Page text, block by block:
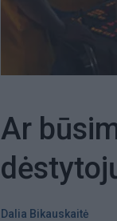
Ar
Dalia Bikauskaitė